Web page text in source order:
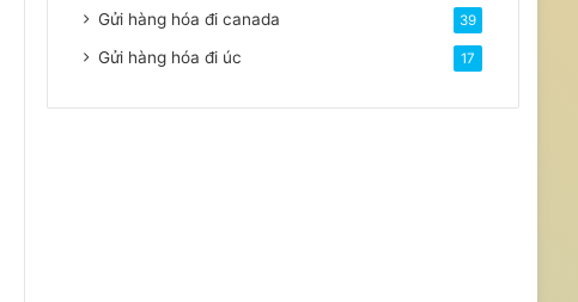
Gửi hàng hóa đi canada 39
Gửi hàng hóa đi úc 17